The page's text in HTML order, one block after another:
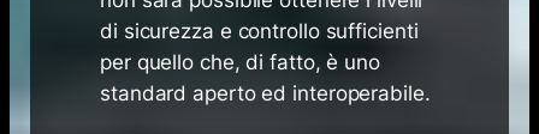
di sicurezza e controllo sufficienti
per quello che, di fatto, è uno
standard aperto ed interoperabile.